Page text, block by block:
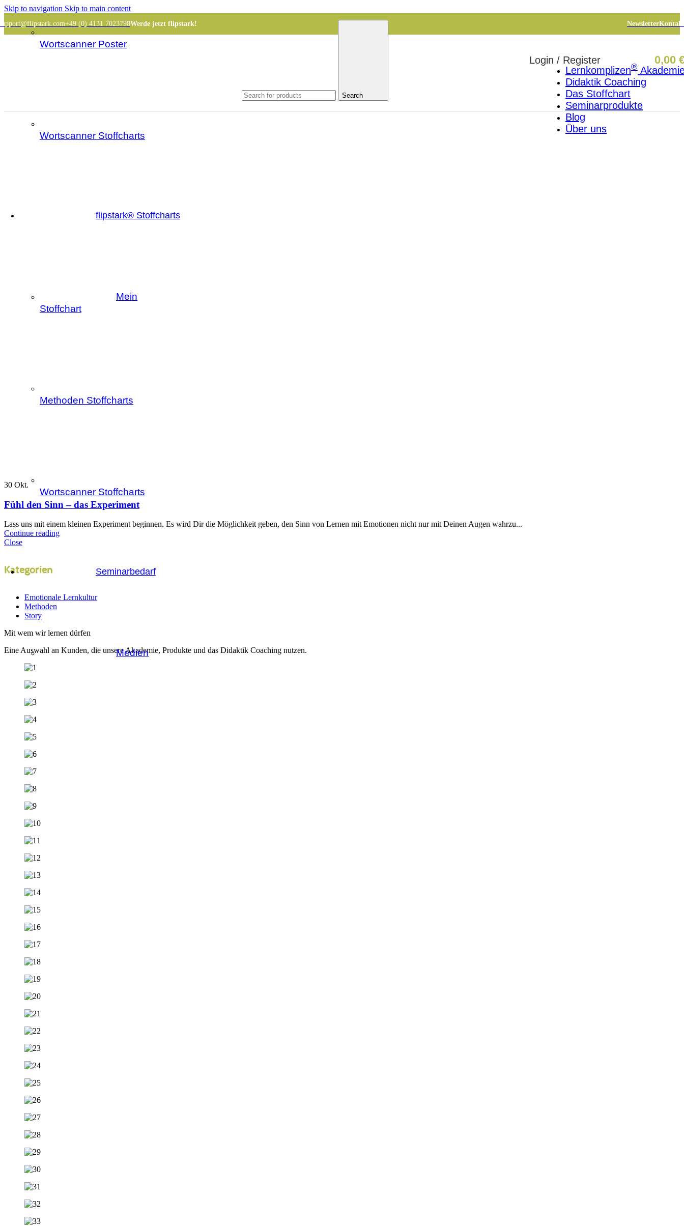
Skip to navigation Skip to main content
+49 (0) 4131 7023798Werde jetzt flipstark! Newsletter
Search
Login / Register 0,00
Wortscanner Poster
Wortscanner Stoffcharts
flipstark® Stoffcharts
Mein
Stoffchart
Methoden Stoffcharts
Wortscanner Stoffcharts
Seminarbedarf
Medien
Lernkomplizen®
Didaktik Coaching
Das Stoffchart
Seminarprodukte
Blog
Über uns
30 Okt.
Fühl den Sinn – das Experiment
Lass uns mit einem kleinen Experiment beginnen. Es wird Dir die Möglichkeit geben, den Sinn von Lernen mit Emotionen nicht nur mit Deinen Augen wahrzu...
Continue reading
Close
Kategorien
Emotionale Lernkultur
Methoden
Story
Mit wem wir lernen dürfen
Eine Auswahl an Kunden, die unsere Akademie, Produkte und das Didaktik Coaching nutzen.